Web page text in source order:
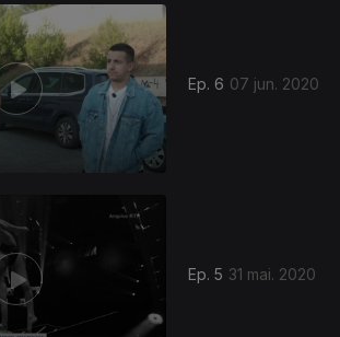
Ep. 6 07 jun. 2020
Ep. 5 31 mai. 2020